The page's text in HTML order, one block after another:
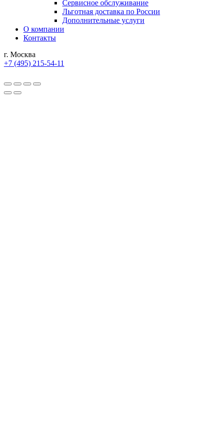
Сервисное обслуживание
Льготная доставка по России
Дополнительные услуги
О компании
Контакты
г. Москва
+7 (495) 215-54-11